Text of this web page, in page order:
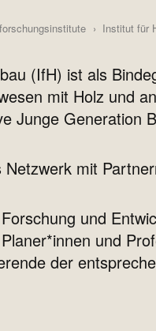
forschungsinstitute Institut für
(IfH) ist als
mit Holz und
Junge Generation
mit
und
und
der